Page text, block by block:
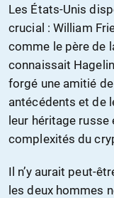
Les États-Unis
crucial : William
comme le père de
connaissait
forgé une amitié
antécédents et de
leur héritage
complexités du
Il n’y aurait peut-
les deux hommes